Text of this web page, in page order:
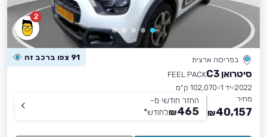
2
בפריסה ארצית 91 צפו ברכב זה
סיטרואן C3
FEEL PACK
2022 יד 1
102,070 ק״מ
מחיר
40,157
₪
החזר חודשי מ-
465
₪לחודש*